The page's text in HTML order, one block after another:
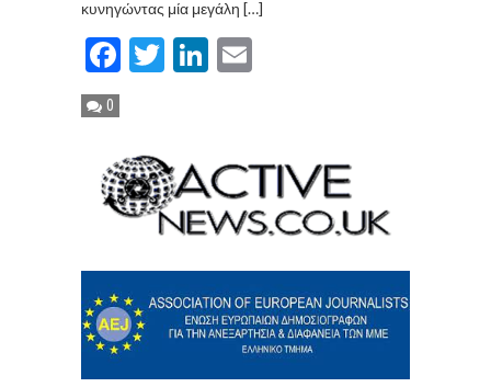
κυνηγώντας μία μεγάλη […]
Facebook
TwitterLinkedIn
0